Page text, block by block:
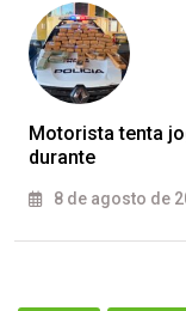
Motorista tenta
durante
8 de agosto de